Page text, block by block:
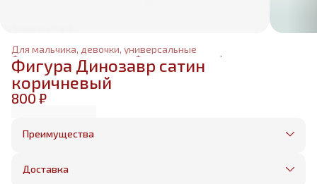
Для мальчика, девочки, универсальные
Фольгированные фигуры
Фольгированные шары
Главная
Фигура Динозавр сатин
коричневый
800 ₽
Преимущества
Оплата частями в Сплит
Бесплатная доставка в пределах КАД
Доставка